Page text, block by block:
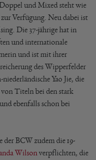
und Mixed steht wie
Verfügung. Neu dabei ist
Die 37-jährige hat in
und internationale
und ist mit ihrer
des Wipperfelder
Yao Jie, die
von Titeln bei den stark
ebenfalls schon bei
BCW zudem die 19-
Wilson verpflichten, die